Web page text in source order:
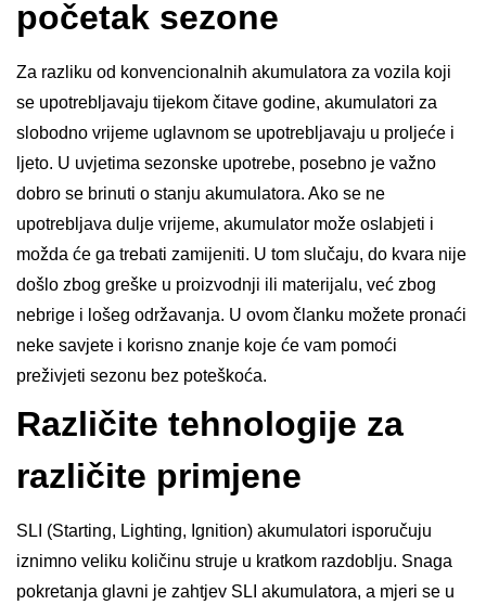
početak sezone
Za razliku od konvencionalnih akumulatora za vozila koji
se upotrebljavaju tijekom čitave godine, akumulatori za
slobodno vrijeme uglavnom se upotrebljavaju u proljeće i
ljeto. U uvjetima sezonske upotrebe, posebno je važno
dobro se brinuti o stanju akumulatora. Ako se ne
upotrebljava dulje vrijeme, akumulator može oslabjeti i
možda će ga trebati zamijeniti. U tom slučaju, do kvara nije
došlo zbog greške u proizvodnji ili materijalu, već zbog
nebrige i lošeg održavanja. U ovom članku možete pronaći
neke savjete i korisno znanje koje će vam pomoći
preživjeti sezonu bez poteškoća.
Različite tehnologije za
različite primjene
SLI (Starting, Lighting, Ignition) akumulatori isporučuju
iznimno veliku količinu struje u kratkom razdoblju. Snaga
pokretanja glavni je zahtjev SLI akumulatora, a mjeri se u